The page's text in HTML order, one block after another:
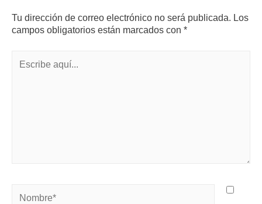
Tu dirección de correo electrónico no será publicada. Los
campos obligatorios están marcados con *